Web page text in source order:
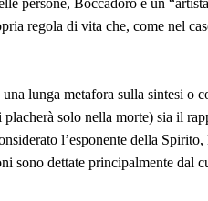
persone, Boccadoro è un
regola di vita che, come nel
lunga metafora sulla sintesi
placherà solo nella morte) sia il
l’esponente della
sono dettate principalmente dal